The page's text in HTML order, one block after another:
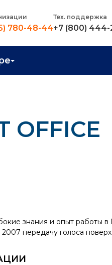
780-48-44
Тех. поддержка
+7 (800) 444-
OFFICE
знания и опыт работы
передачу голоса